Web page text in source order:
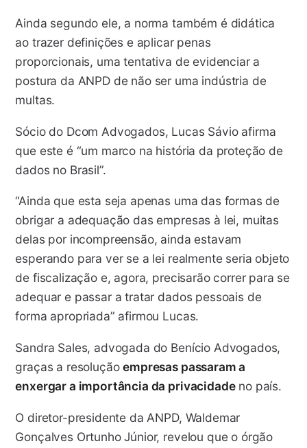
Ainda segundo ele, a norma também é didática
ao trazer definições e aplicar penas
proporcionais, uma tentativa de evidenciar a
postura da ANPD de não ser uma indústria de
multas.
Sócio do Dcom Advogados, Lucas Sávio afirma
que este é “um marco na história da proteção de
dados no Brasil”.
“Ainda que esta seja apenas uma das formas de
obrigar a adequação das empresas à lei, muitas
delas por incompreensão, ainda estavam
esperando para ver se a lei realmente seria objeto
de fiscalização e, agora, precisarão correr para se
adequar e passar a tratar dados pessoais de
forma apropriada” afirmou Lucas.
Sandra Sales, advogada do Benício Advogados,
graças a resoluçãoempresas passaram a
enxergar a importância da privacidadeno país.
O diretor-presidente da ANPD, Waldemar
Gonçalves Ortunho Júnior, revelou que o órgão